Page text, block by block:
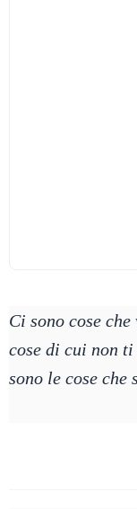
Ci sono cose
cose di cui non
sono le cose che